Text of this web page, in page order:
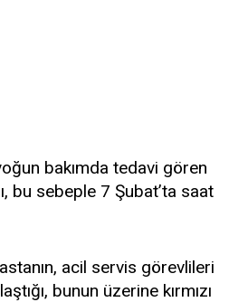
bakımda tedavi gören
bu sebeple 7 Şubat’ta saat
acil servis görevlileri
bunun üzerine kırmızı